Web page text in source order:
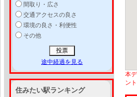
間取り・広さ
交通アクセスの良さ
環境の良さ・利便性
その他
途中経過を見る
住みたい駅ランキング
本
ン